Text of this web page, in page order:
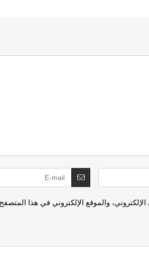
والموقع الإلكتروني في هذا